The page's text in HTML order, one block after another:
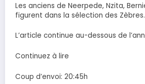
Les anciens de Neerpede, Nzita,
figurent dans la sélection des Zèbres.
L’article continue au-dessous de
Continuez à lire
Coup d’envoi: 20:45h